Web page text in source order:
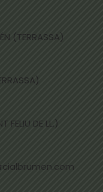
(TERRASSA)
FELIU DE LL.)